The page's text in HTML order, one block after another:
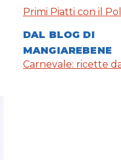
Primi Piatti con il
DAL BLOG DI
MANGIAREBENE
Carnevale: ricette